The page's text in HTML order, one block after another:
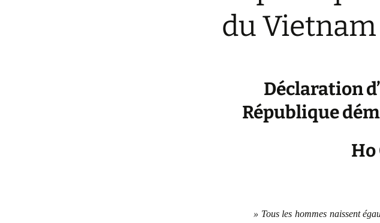
du Vietnam
Déclaration
République
Ho
» Tous les hommes naissent